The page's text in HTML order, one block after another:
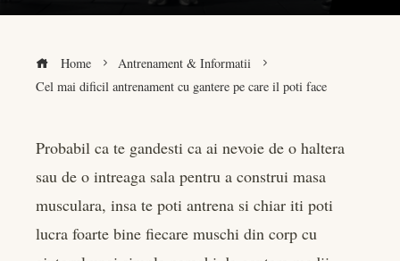
Home
Antrenament & Informatii
Cel mai dificil antrenament cu gantere pe care il poti face
Probabil ca te gandesti ca ai nevoie de o haltera
sau de o intreaga sala pentru a construi masa
musculara, insa te poti antrena si chiar iti poti
lucra foarte bine fiecare muschi din corp cu